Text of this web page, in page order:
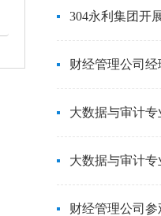
304永利集团开
财经管理公司
大数据与审计
大数据与审计
财经管理公司